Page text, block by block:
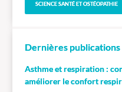
SCIENCE SANTÉ ET OSTÉOPATHIE
Dernières publications
Asthme et respiration :
améliorer le confort